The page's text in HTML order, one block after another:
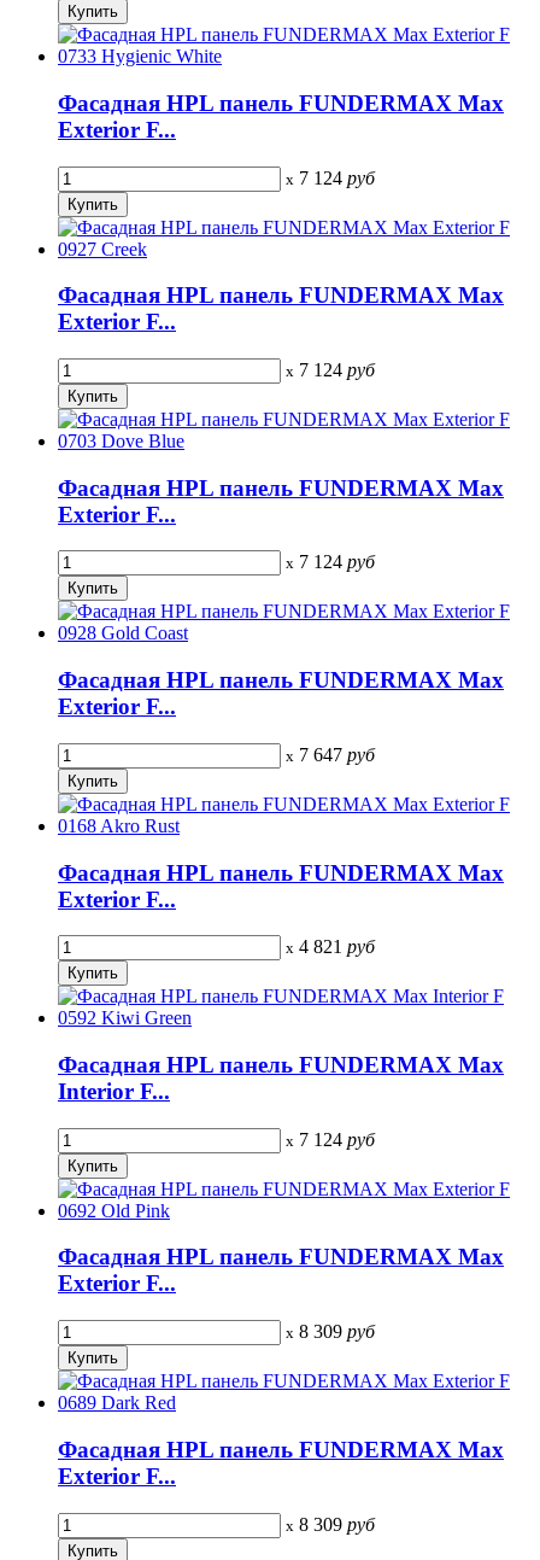
Фасадная HPL панель FUNDERMAX Max
Exterior F...
x 7 124 руб
Фасадная HPL панель FUNDERMAX Max
Exterior F...
x 7 124 руб
Фасадная HPL панель FUNDERMAX Max
Exterior F...
x 7 124 руб
Фасадная HPL панель FUNDERMAX Max
Exterior F...
x 7 647 руб
Фасадная HPL панель FUNDERMAX Max
Exterior F...
x 4 821 руб
Фасадная HPL панель FUNDERMAX Max
Interior F...
x 7 124 руб
Фасадная HPL панель FUNDERMAX Max
Exterior F...
x 8 309 руб
Фасадная HPL панель FUNDERMAX Max
Exterior F...
x 8 309 руб